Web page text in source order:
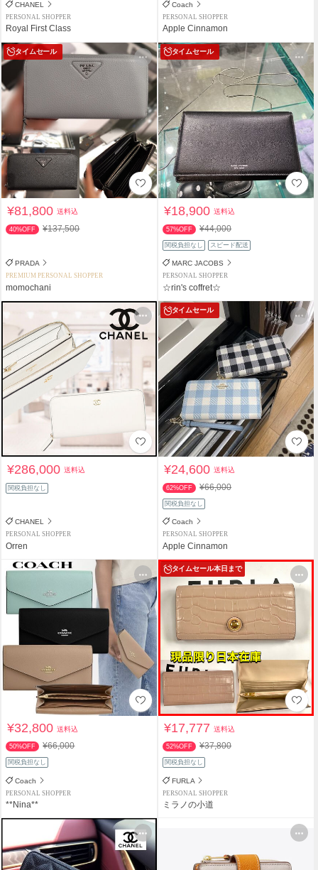
CHANEL
PERSONAL SHOPPER
Royal First Class
Coach
PERSONAL SHOPPER
Apple Cinnamon
タイムセール
¥81,800送料込
40%OFF ¥137,500
PRADA
PREMIUM PERSONAL SHOPPER
momochani
タイムセール
¥18,900送料込
57%OFF ¥44,000
関税負担なし スピード配送
MARC JACOBS
PERSONAL SHOPPER
☆rin's coffret☆
¥286,000送料込
関税負担なし
CHANEL
PERSONAL SHOPPER
Orren
タイムセール
¥24,600送料込
62%OFF ¥66,000
関税負担なし
Coach
PERSONAL SHOPPER
Apple Cinnamon
¥32,800送料込
50%OFF ¥66,000
関税負担なし
Coach
PERSONAL SHOPPER
**Nina**
タイムセール本日まで
¥17,777送料込
52%OFF ¥37,800
関税負担なし
FURLA
PERSONAL SHOPPER
ミラノの小道